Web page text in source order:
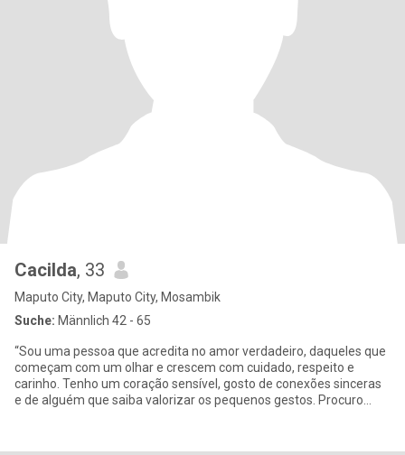
Cacilda, 33
Maputo City, Maputo City, Mosambik
Suche: Männlich 42 - 65
“Sou uma pessoa que acredita no amor verdadeiro, daqueles que
começam com um olhar e crescem com cuidado, respeito e
carinho. Tenho um coração sensível, gosto de conexões sinceras
e de alguém que saiba valorizar os pequenos gestos. Procuro